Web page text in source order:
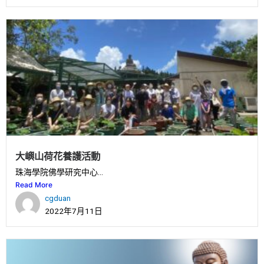
大嶼山荷花養護活動
珠海學院佛學研究中心...
Read More
cgduan
2022年7月11日